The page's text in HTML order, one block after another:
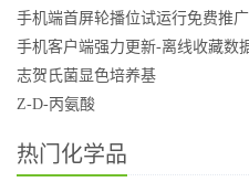
手机端首屏轮播位试运行免费推广
手机客户端强力更新-离线收藏数
志贺氏菌显色培养基
Z-D-丙氨酸
热门化学品